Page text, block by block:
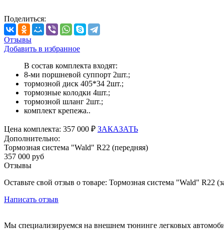
Поделиться:
Отзывы
Добавить в избранное
В состав комплекта входят:
8-ми поршневой суппорт 2шт.;
тормозной диск 405*34 2шт.;
тормозные колодки 4шт.;
тормозной шланг 2шт.;
комплект крепежа..
Цена комплекта: 357 000 ₽ ЗАКАЗАТЬ
Дополнительно:
Тормозная система "Wald" R22 (передняя)
357 000 руб
Отзывы
Оставьте свой отзыв о товаре: Тормозная система "Wald" R22
Написать отзыв
Мы специализируемся на внешнем тюнинге легковых